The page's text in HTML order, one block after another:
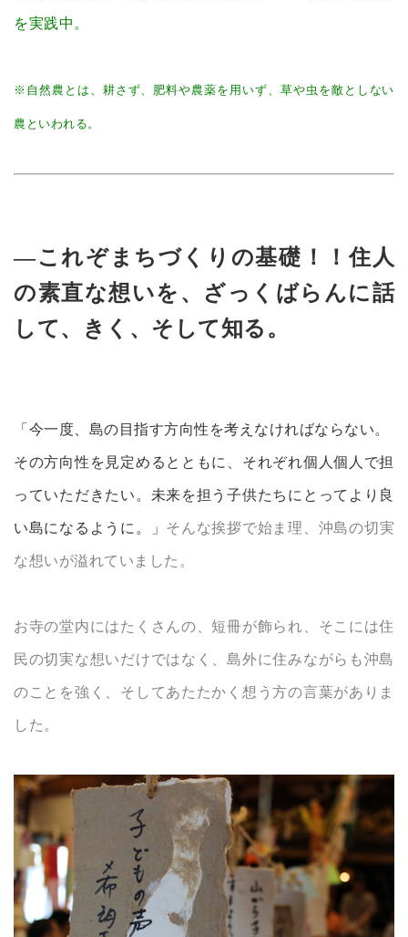
を実践中。
※自然農とは、耕さず、肥料や農薬を用いず、草や虫を敵としない
農といわれる。
—これぞまちづくりの基礎！！住人
の素直な想いを、ざっくばらんに話
して、きく、そして知る。
「今一度、島の目指す方向性を考えなければならない。
その方向性を見定めるとともに、それぞれ個人個人で担
っていただきたい。未来を担う子供たちにとってより良
い島になるように。」 そんな挨拶で始ま理、沖島の切実
な想いが溢れていました。
お寺の堂内にはたくさんの、短冊が飾られ、そこには住
民の切実な想いだけではなく、島外に住みながらも沖島
のことを強く、そしてあたたかく想う方の言葉がありま
した。